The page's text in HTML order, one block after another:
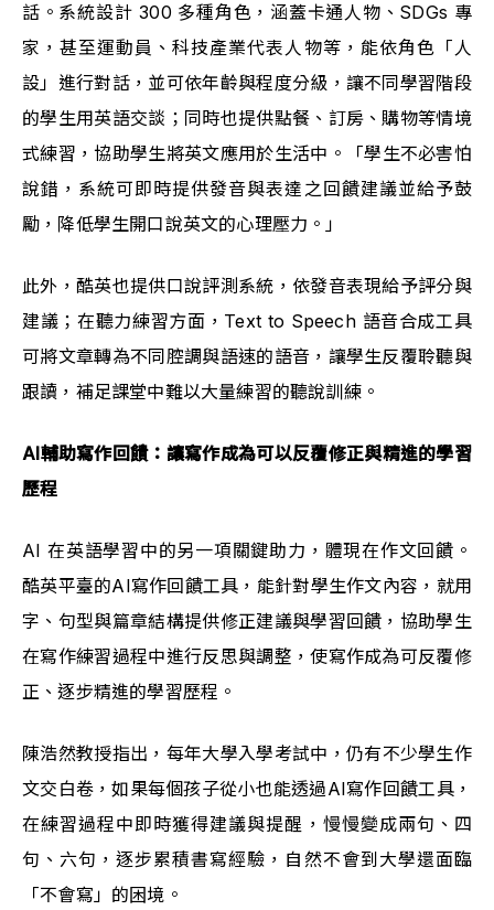
話。系統設計 300 多種角色，涵蓋卡通人物、SDGs 專
家，甚至運動員、科技產業代表人物等，能依角色「人
設」進行對話，並可依年齡與程度分級，讓不同學習階段
的學生用英語交談；同時也提供點餐、訂房、購物等情境
式練習，協助學生將英文應用於生活中。「學生不必害怕
說錯，系統可即時提供發音與表達之回饋建議並給予鼓
勵，降低學生開口說英文的心理壓力。」
此外，酷英也提供口說評測系統，依發音表現給予評分與
建議；在聽力練習方面，Text to Speech 語音合成工具
可將文章轉為不同腔調與語速的語音，讓學生反覆聆聽與
跟讀，補足課堂中難以大量練習的聽說訓練。
AI輔助寫作回饋：讓寫作成為可以反覆修正與精進的學習
歷程
AI 在英語學習中的另一項關鍵助力，體現在作文回饋。
酷英平臺的AI寫作回饋工具，能針對學生作文內容，就用
字、句型與篇章結構提供修正建議與學習回饋，協助學生
在寫作練習過程中進行反思與調整，使寫作成為可反覆修
正、逐步精進的學習歷程。
陳浩然教授指出，每年大學入學考試中，仍有不少學生作
文交白卷，如果每個孩子從小也能透過AI寫作回饋工具，
在練習過程中即時獲得建議與提醒，慢慢變成兩句、四
句、六句，逐步累積書寫經驗，自然不會到大學還面臨
「不會寫」的困境。